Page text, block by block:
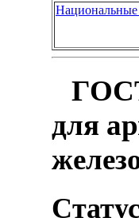
для